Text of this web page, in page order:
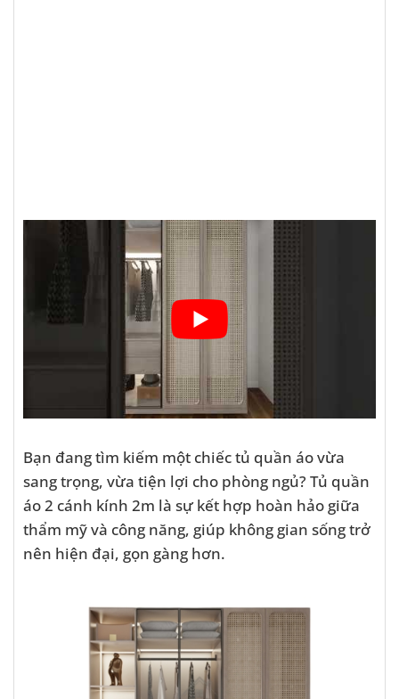
Bạn đang tìm kiếm một chiếc tủ quần áo vừa
sang trọng, vừa tiện lợi cho phòng ngủ? Tủ quần
áo 2 cánh kính 2m là sự kết hợp hoàn hảo giữa
thẩm mỹ và công năng, giúp không gian sống trở
nên hiện đại, gọn gàng hơn.